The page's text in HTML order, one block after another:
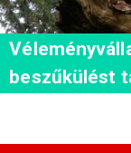
beszűkülést